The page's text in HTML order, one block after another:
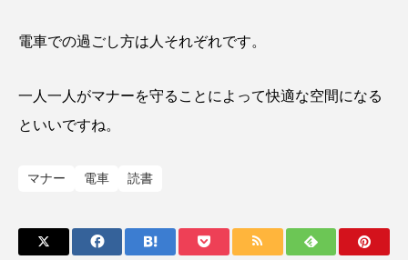
電車での過ごし方は人それぞれです。
一人一人がマナーを守ることによって快適な空間になる
といいですね。
マナー 電車 読書